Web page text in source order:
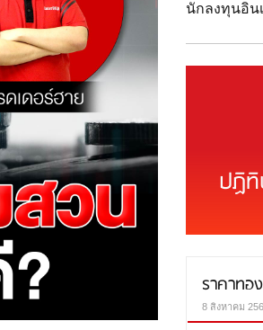
นักลงทุนอิน
ปฏิทิ
ราคาทอง
8 สิงหาคม